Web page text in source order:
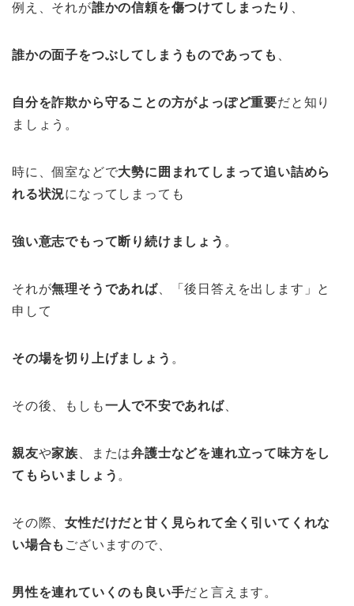
例え、それが誰かの信頼を傷つけてしまったり
誰かの面子をつぶしてしまうものであっても
自分を詐欺から守ることの方がよっぽど重要だと知り
ましょう。
時に、個室などで大勢に囲まれてしまって追い詰めら
れる状況になってしまっても
強い意志でもって断り続けましょう 。
それが無理そうであれば、「後日答えを出します」と
申して
その場を切り上げましょう 。
その後、もしも一人で不安であれば、
親友や家族 、または弁護士などを連れ立って味方をし
てもらいましょう 。
その際、女性だけだと甘く見られて全く引いてくれな
い場合も ございますので、
男性を連れていくのも良い手だと言えます。